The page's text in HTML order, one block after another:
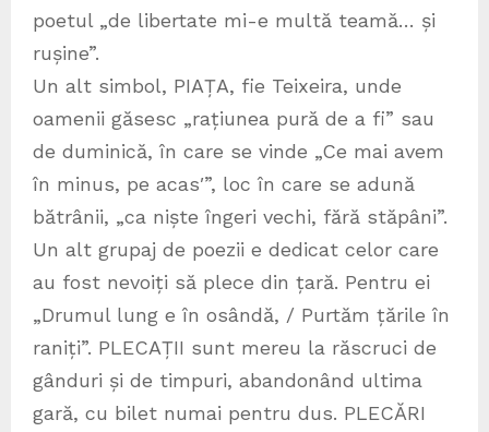
poetul „de libertate mi-e multă teamă… și
rușine”.
Un alt simbol, PIAȚA, fie Teixeira, unde
oamenii găsesc „rațiunea pură de a fi” sau
de duminică, în care se vinde „Ce mai avem
în minus, pe acas′”, loc în care se adună
bătrânii, „ca niște îngeri vechi, fără stăpâni”.
Un alt grupaj de poezii e dedicat celor care
au fost nevoiți să plece din țară. Pentru ei
„Drumul lung e în osândă, / Purtăm țările în
raniți”. PLECAȚII sunt mereu la răscruci de
gânduri și de timpuri, abandonând ultima
gară, cu bilet numai pentru dus. PLECĂRI